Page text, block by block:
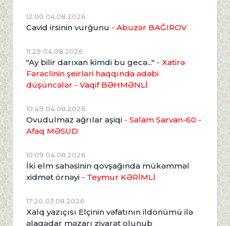
12:00 04.08.2026
Cavid irsinin vurğunu - Abuzər BAĞIROV
11:29 04.08.2026
"Ay bilir darıxan kimdi bu gecə..." - Xatirə
Fərəclinin şeirləri haqqında ədəbi
düşüncələr - Vaqif BƏHMƏNLİ
10:49 04.08.2026
Ovudulmaz ağrılar aşiqi - Salam Sarvan-60 -
Afaq MƏSUD
10:09 04.08.2026
İki elm sahəsinin qovşağında mükəmməl
xidmət örnəyi - Teymur KƏRİMLİ
17:20 03.08.2026
Xalq yazıçısı Elçinin vəfatının ildönümü ilə
əlaqədar məzarı ziyarət olunub